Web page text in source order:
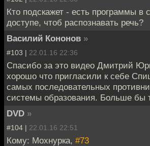
Кто подскажет - есть программы в
доступе, чтоб распознавать речь?
Василий Кононов »
#103 | 22.01.16 22:36
Спасибо за это видео Дмитрий
хорошо что пригласили к себе
самых последовательных
системы образования. Больше бы
DVD »
#104 | 22.01.16 22:51
Кому: Мохнурка, #73